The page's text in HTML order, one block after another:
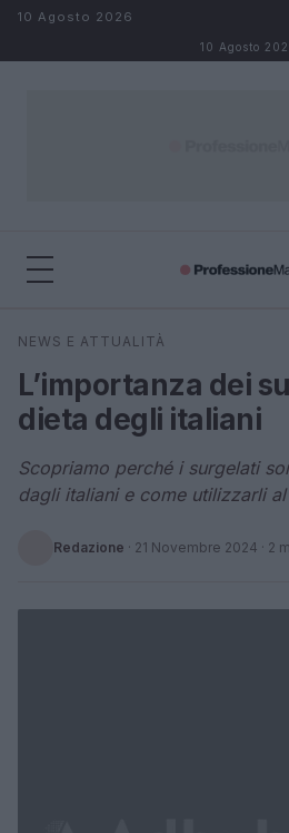
Salta al contenuto
10 Agosto 2026
10 Agosto
Cerca
NEWS E ATTUALITÀ
L’importanza dei
dieta degli italiani
Scopriamo perché i surgelati
dagli italiani e come utilizzarli
Redazione · 21 Novembre 2024 · 2